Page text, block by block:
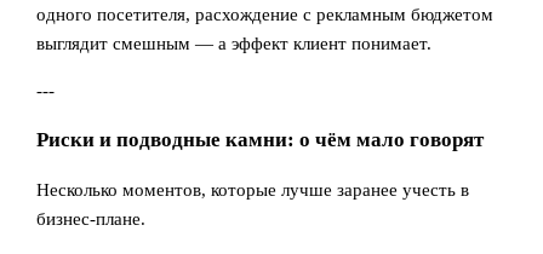
одного посетителя, расхождение с рекламным бюджетом
выглядит смешным — а эффект клиент понимает.
---
Риски и подводные камни: о чём мало говорят
Несколько моментов, которые лучше заранее учесть в
бизнес-плане.